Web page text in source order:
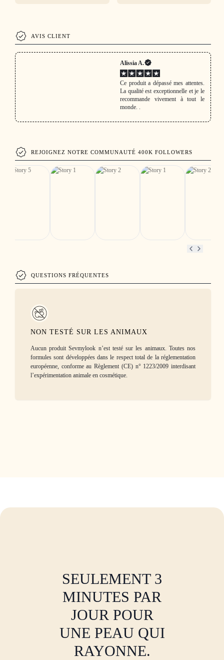
AVIS CLIENT
Alissia A.
Ce produit a dépassé mes attentes.
La qualité est exceptionnelle et je le
recommande vivement à tout le
monde. .
REJOIGNEZ NOTRE COMMUNAUTÉ 400K FOLLOWERS
QUESTIONS FRÉQUENTES
NON TESTÉ SUR LES ANIMAUX
Aucun produit Sevmylook n’est testé sur les animaux. Toutes nos
formules sont développées dans le respect total de la réglementation
européenne, conforme au Règlement (CE) n° 1223/2009 interdisant
l’expérimentation animale en cosmétique.
SEULEMENT 3
MINUTES PAR
JOUR POUR
UNE PEAU QUI
RAYONNE.